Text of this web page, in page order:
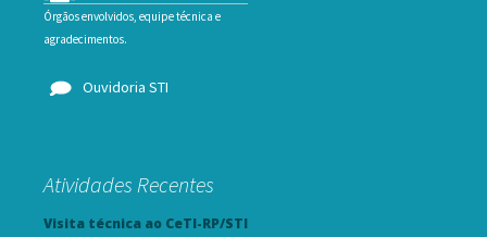
Órgãos envolvidos, equipe técnica e
agradecimentos.
Ouvidoria STI
Atividades Recentes
Visita técnica ao CeTI-RP/STI